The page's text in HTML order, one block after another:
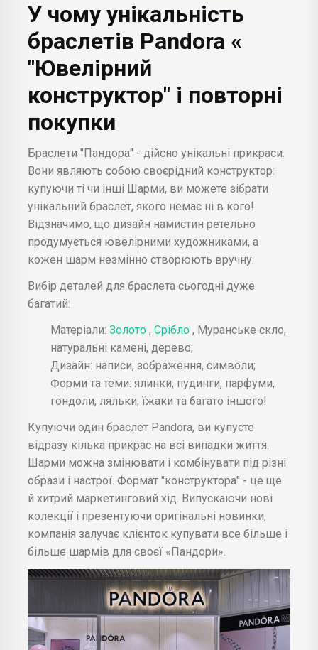
У чому унікальність
браслетів Pandora «
"Ювелірний
конструктор" і повторні
покупки
Браслети "Пандора" - дійсно унікальні прикраси.
Вони являють собою своєрідний конструктор:
купуючи ті чи інші Шарми, ви можете зібрати
унікальний браслет, якого немає ні в кого!
Відзначимо, що дизайн намистин ретельно
продумується ювелірними художниками, а
кожен шарм незмінно створюють вручну.
Вибір деталей для браслета сьогодні дуже
багатий:
Матеріали: Золото , Срібло , Муранське скло,
натуральні камені, дерево;
Дизайн: написи, зображення, символи;
Форми та теми: ялинки, пудинги, парфуми,
гондоли, ляльки, їжаки та багато іншого!
Купуючи один браслет Pandora, ви купуєте
відразу кілька прикрас на всі випадки життя.
Шарми можна змінювати і комбінувати під різні
образи і настрої. Формат "конструктора" - це ще
й хитрий маркетинговий хід. Випускаючи нові
колекції і презентуючи оригінальні новинки,
компанія залучає клієнток купувати все більше і
більше шармів для своєї «Пандори».